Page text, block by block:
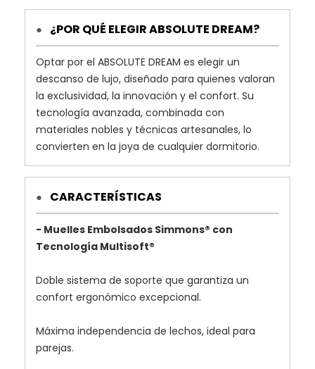
● ¿POR QUÉ ELEGIR ABSOLUTE DREAM?
Optar por el ABSOLUTE DREAM es elegir un
descanso de lujo, diseñado para quienes valoran
la exclusividad, la innovación y el confort. Su
tecnología avanzada, combinada con
materiales nobles y técnicas artesanales, lo
convierten en la joya de cualquier dormitorio.
● CARACTERÍSTICAS
- Muelles Embolsados Simmons® con
Tecnología Multisoft®
Doble sistema de soporte que garantiza un
confort ergonómico excepcional.
Máxima independencia de lechos, ideal para
parejas.